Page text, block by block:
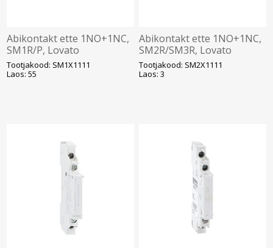
Abikontakt ette 1NO+1NC,
SM1R/P, Lovato
Tootjakood: SM1X1111
Laos: 55
Abikontakt ette 1NO+1NC,
SM2R/SM3R, Lovato
Tootjakood: SM2X1111
Laos: 3